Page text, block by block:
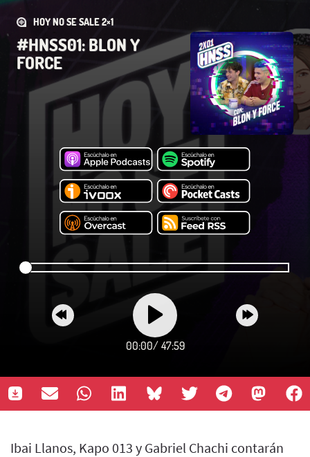
HOY NO SE SALE 2×1
#HNSS01: BLON Y
FORCE
00:00/ 47:59
Ibai Llanos, Kapo 013 y Gabriel Chachi contarán